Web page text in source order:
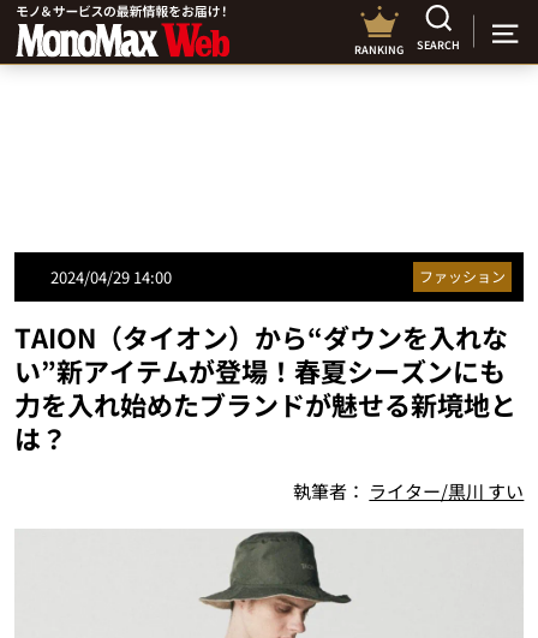
RANKING SEARCH
2024/04/29 14:00 ファッション
TAION（タイオン）から“ダウンを入れな
い”新アイテムが登場！春夏シーズンにも
力を入れ始めたブランドが魅せる新境地と
は？
執筆者： ライター/黒川 すい